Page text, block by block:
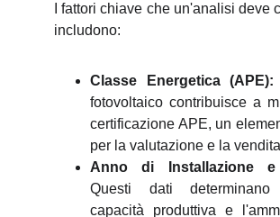
I fattori chiave che un'analisi deve
includono:
Classe Energetica (APE):
fotovoltaico contribuisce a
certificazione APE, un
per la valutazione e la
Anno di Installazione e
Questi dati
capacità produttiva e